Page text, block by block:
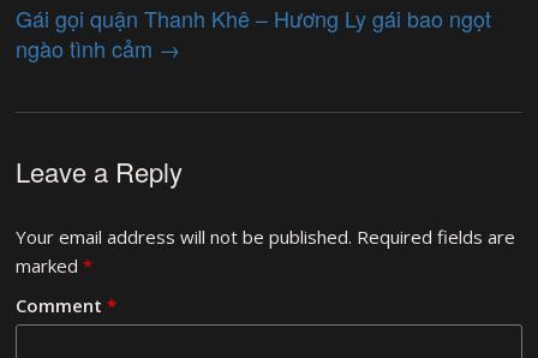
Gái gọi quận Thanh Khê – Hương Ly gái bao ngọt
ngào tình cảm →
Leave a Reply
Your email address will not be published. Required fields are
marked*
Comment*